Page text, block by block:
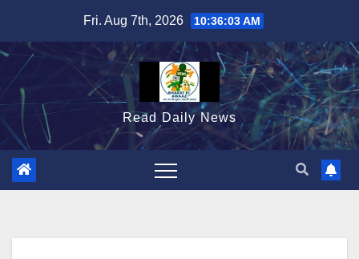
content
Fri. Aug 7th, 2026 10:36:04 AM
Read Daily News